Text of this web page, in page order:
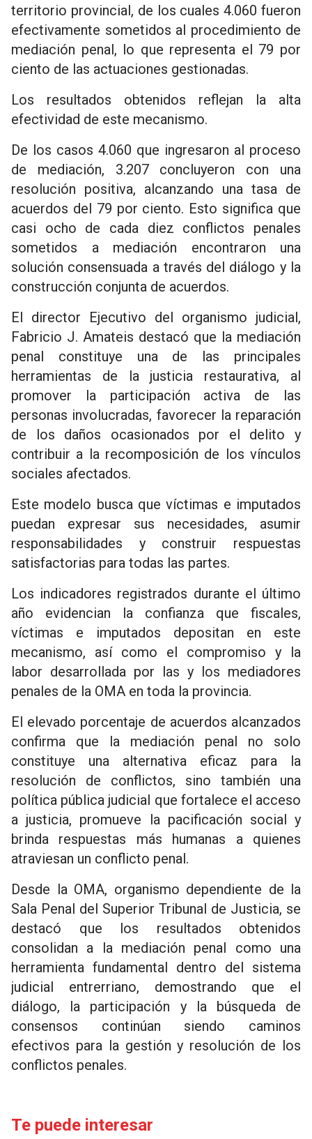
territorio provincial, de los cuales 4.060 fueron
efectivamente sometidos al procedimiento de
mediación penal, lo que representa el 79 por
ciento de las actuaciones gestionadas.
Los resultados obtenidos reflejan la alta
efectividad de este mecanismo.
De los casos 4.060 que ingresaron al proceso
de mediación, 3.207 concluyeron con una
resolución positiva, alcanzando una tasa de
acuerdos del 79 por ciento. Esto significa que
casi ocho de cada diez conflictos penales
sometidos a mediación encontraron una
solución consensuada a través del diálogo y la
construcción conjunta de acuerdos.
El director Ejecutivo del organismo judicial,
Fabricio J. Amateis destacó que la mediación
penal constituye una de las principales
herramientas de la justicia restaurativa, al
promover la participación activa de las
personas involucradas, favorecer la reparación
de los daños ocasionados por el delito y
contribuir a la recomposición de los vínculos
sociales afectados.
Este modelo busca que víctimas e imputados
puedan expresar sus necesidades, asumir
responsabilidades y construir respuestas
satisfactorias para todas las partes.
Los indicadores registrados durante el último
año evidencian la confianza que fiscales,
víctimas e imputados depositan en este
mecanismo, así como el compromiso y la
labor desarrollada por las y los mediadores
penales de la OMA en toda la provincia.
El elevado porcentaje de acuerdos alcanzados
confirma que la mediación penal no solo
constituye una alternativa eficaz para la
resolución de conflictos, sino también una
política pública judicial que fortalece el acceso
a justicia, promueve la pacificación social y
brinda respuestas más humanas a quienes
atraviesan un conflicto penal.
Desde la OMA, organismo dependiente de la
Sala Penal del Superior Tribunal de Justicia, se
destacó que los resultados obtenidos
consolidan a la mediación penal como una
herramienta fundamental dentro del sistema
judicial entrerriano, demostrando que el
diálogo, la participación y la búsqueda de
consensos continúan siendo caminos
efectivos para la gestión y resolución de los
conflictos penales.
Te puede interesar